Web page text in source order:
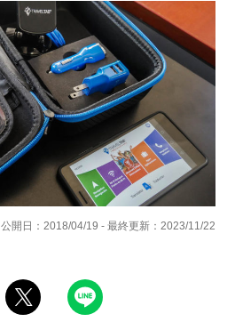
公開日：2018/04/19 - 最終更新：2023/11/22